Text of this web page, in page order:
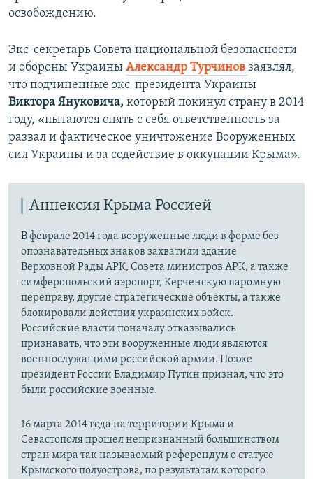
освобождению.
Экс-секретарь Совета национальной безопасности
и обороны Украины Александр Турчинов заявлял,
что подчиненные экс-президента Украины
Виктора Януковича, который покинул страну в 2014
году, «пытаются снять с себя ответственность за
развал и фактическое уничтожение Вооруженных
сил Украины и за содействие в оккупации Крыма».
Аннексия Крыма Россией
В феврале 2014 года вооруженные люди в форме без
опознавательных знаков захватили здание
Верховной Рады АРК, Совета министров АРК, а также
симферопольский аэропорт, Керченскую паромную
переправу, другие стратегические объекты, а также
блокировали действия украинских войск.
Российские власти поначалу отказывались
признавать, что эти вооруженные люди являются
военнослужащими российской армии. Позже
президент России Владимир Путин признал, что это
были российские военные.
16 марта 2014 года на территории Крыма и
Севастополя прошел непризнанный большинством
стран мира так называемый референдум о статусе
Крымского полуострова, по результатам которого